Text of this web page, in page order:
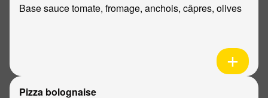
Base sauce tomate, fromage, anchois, câpres, olives
Pizza bolognaise